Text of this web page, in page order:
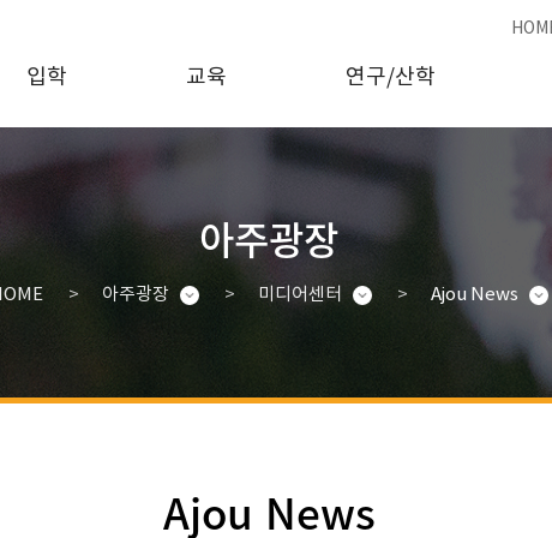
입학 교육 연구/산학
아주광장
아주광장 미디어센터 Ajou News
Ajou News